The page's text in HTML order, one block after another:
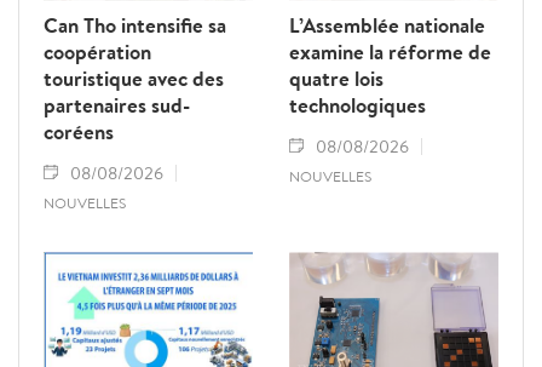
Can Tho intensifie sa
coopération
touristique avec des
partenaires sud-
coréens
08/08/2026
NOUVELLES
L’Assemblée nationale
examine la réforme de
quatre lois
technologiques
08/08/2026
NOUVELLES